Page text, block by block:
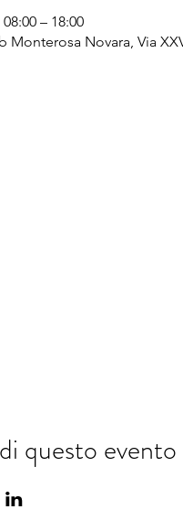
– 18:00
Monterosa Novara, Via
questo evento